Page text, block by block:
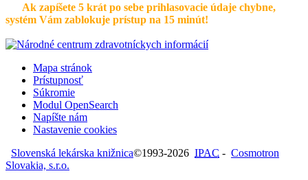
Ak zapíšete 5 krát po sebe prihlasovacie údaje chybne,
systém Vám zablokuje prístup na 15 minút!
Mapa stránok
Prístupnosť
Súkromie
Modul OpenSearch
Napíšte nám
Nastavenie cookies
Slovenská lekárska knižnica©1993-2026 IPAC - Cosmotron
Slovakia, s.r.o.